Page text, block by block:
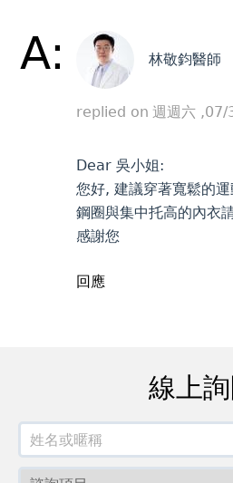
A: 林敬鈞醫師
replied on 週週六
Dear 吳小姐:
您好, 建議穿著寬鬆的運
鋼圈與集中托高的內衣
感謝您
回應
線上